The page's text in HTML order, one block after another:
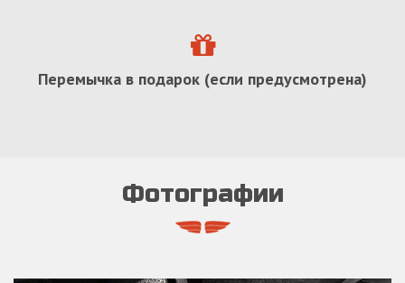
Перемычка в подарок (если предусмотрена)
Фотографии